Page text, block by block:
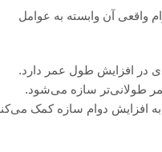
سال تخمین زده می‌شود. البته دوام واقعی آن وابسته به عوامل
در افزایش طول عمر دارد.
طولانی‌تر سازه می‌شود.
افزایش دوام سازه کمک